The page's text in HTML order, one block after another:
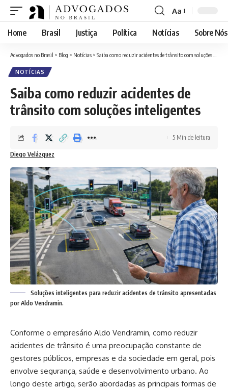
Font
Resizer
Aa
Home Brasil Justiça Política Notícias Sobre Nós
Advogados no Brasil > Blog > Notícias > Saiba como reduzir acidentes de trânsito com soluções inteligentes
NOTÍCIAS
Saiba como reduzir acidentes de
trânsito com soluções inteligentes
Diego Velázquez
5 Min de leitura
Soluções inteligentes para reduzir acidentes de trânsito apresentadas
por Aldo Vendramin.
Conforme o empresário Aldo Vendramin, como reduzir
acidentes de trânsito é uma preocupação constante de
gestores públicos, empresas e da sociedade em geral, pois
envolve segurança, saúde e desenvolvimento urbano. Ao
longo deste artigo, serão abordadas as principais formas de